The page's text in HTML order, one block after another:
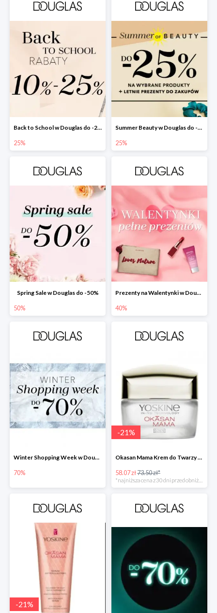
Back to School w Douglas do -25%
25%
Summer Beauty w Douglas do -25%
25%
Spring Sale w Douglas do -50%
50%
Prezenty na Walentynki w Douglas do -40%
40%
Winter Shopping Week w Douglas do -70%
70%
-21%
Okasan Mama Krem do Twarzy Przeciw Przebarwieniom SPF30 -20%
58.07 zł73.50 zł*
-21%